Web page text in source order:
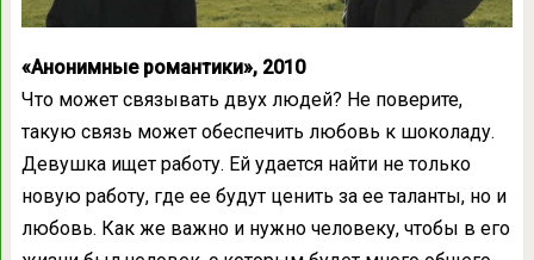
«Анонимные романтики», 2010
Что может связывать двух людей? Не поверите,
такую связь может обеспечить любовь к шоколаду.
Девушка ищет работу. Ей удается найти не только
новую работу, где ее будут ценить за ее таланты, но и
любовь. Как же важно и нужно человеку, чтобы в его